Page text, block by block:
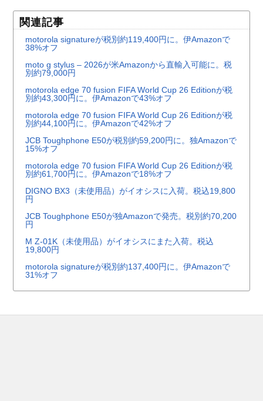
関連記事
motorola signatureが税別約119,400円に。伊Amazonで
38%オフ
moto g stylus – 2026が米Amazonから直輸入可能に。税
別約79,000円
motorola edge 70 fusion FIFA World Cup 26 Editionが税
別約43,300円に。伊Amazonで43%オフ
motorola edge 70 fusion FIFA World Cup 26 Editionが税
別約44,100円に。伊Amazonで42%オフ
JCB Toughphone E50が税別約59,200円に。独Amazonで
15%オフ
motorola edge 70 fusion FIFA World Cup 26 Editionが税
別約61,700円に。伊Amazonで18%オフ
DIGNO BX3（未使用品）がイオシスに入荷。税込19,800
円
JCB Toughphone E50が独Amazonで発売。税別約70,200
円
M Z-01K（未使用品）がイオシスにまた入荷。税込
19,800円
motorola signatureが税別約137,400円に。伊Amazonで
31%オフ